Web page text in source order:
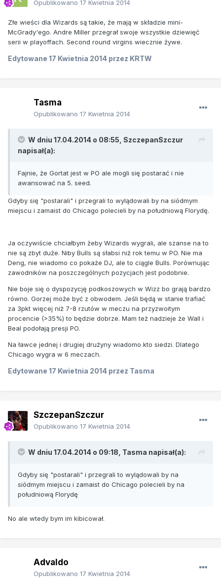
Opublikowano 17 Kwietnia 2014
Złe wieści dla Wizards są takie, że mają w składzie mini-
McGrady'ego. Andre Miller przegrał swoje wszystkie dziewięć
serii w playoffach. Second round virgins wiecznie żywe.
Edytowane 17 Kwietnia 2014 przez KRTW
Tasma
Opublikowano 17 Kwietnia 2014
W dniu 17.04.2014 o 08:55, SzczepanSzczur
napisał(a):
Fajnie, że Gortat jest w PO ale mogli się postarać i nie
awansować na 5. seed.
Gdyby się "postarali" i przegrali to wylądowali by na siódmym
miejscu i zamaist do Chicago polecieli by na południową Florydę.
Ja oczywiście chciałbym żeby Wizards wygrali, ale szanse na to
nie są zbyt duże. Niby Bulls są słabsi niż rok temu w PO. Nie ma
Deng, nie wiadomo co pokaże DJ, ale to ciągle Bulls. Porównując
zawodników na poszczególnych pozycjach jest podobnie.
Nie boje się o dyspozycję podkoszowych w Wizz bo grają bardzo
równo. Gorzej może być z obwodem. Jeśli będą w stanie trafiać
za 3pkt więcej niż 7-8 rzutów w meczu na przyzwoitym
procencie (>35%) to będzie dobrze. Mam też nadzieje że Wall i
Beal podołają presji PO.
Na ławce jednej i drugiej drużyny wiadomo kto siedzi. Dlatego
Chicago wygra w 6 meczach.
Edytowane 17 Kwietnia 2014 przez Tasma
SzczepanSzczur
Opublikowano 17 Kwietnia 2014
W dniu 17.04.2014 o 09:18, Tasma napisał(a):
Gdyby się "postarali" i przegrali to wylądowali by na
siódmym miejscu i zamaist do Chicago polecieli by na
południową Florydę
No ale wtedy bym im kibicował.
Advaldo
Opublikowano 17 Kwietnia 2014